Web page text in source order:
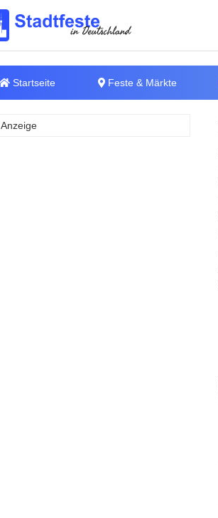
Startseite Feste & Märkte
Anzeige